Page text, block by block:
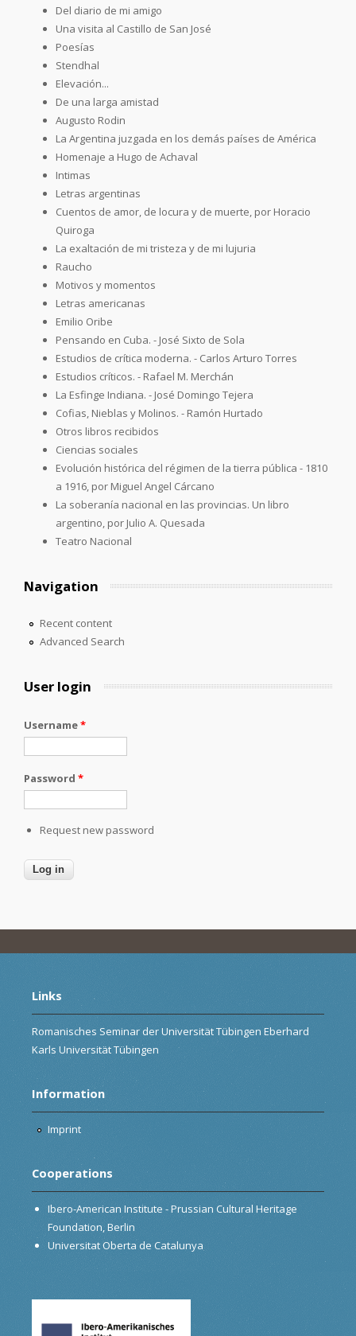
Del diario de mi amigo
Una visita al Castillo de San José
Poesías
Stendhal
Elevación...
De una larga amistad
Augusto Rodin
La Argentina juzgada en los demás países de América
Homenaje a Hugo de Achaval
Intimas
Letras argentinas
Cuentos de amor, de locura y de muerte, por Horacio
Quiroga
La exaltación de mi tristeza y de mi lujuria
Raucho
Motivos y momentos
Letras americanas
Emilio Oribe
Pensando en Cuba. - José Sixto de Sola
Estudios de crítica moderna. - Carlos Arturo Torres
Estudios críticos. - Rafael M. Merchán
La Esfinge Indiana. - José Domingo Tejera
Cofias, Nieblas y Molinos. - Ramón Hurtado
Otros libros recibidos
Ciencias sociales
Evolución histórica del régimen de la tierra pública - 1810
a 1916, por Miguel Angel Cárcano
La soberanía nacional en las provincias. Un libro
argentino, por Julio A. Quesada
Teatro Nacional
Navigation
Recent content
Advanced Search
User login
Username*
Password *
Request new password
Links
Romanisches Seminar der Universität Tübingen Eberhard
Karls Universität Tübingen
Information
Imprint
Cooperations
Ibero-American Institute - Prussian Cultural Heritage
Foundation, Berlin
Universitat Oberta de Catalunya